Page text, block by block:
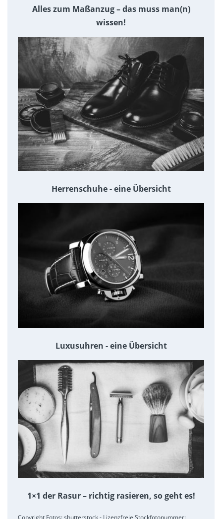
Alles zum Maßanzug – das muss man(n)
wissen!
Herrenschuhe - eine Übersicht
Luxusuhren - eine Übersicht
1×1 der Rasur – richtig rasieren, so geht es!
Copyright Fotos: shutterstock - Lizenzfreie Stockfotonummer: